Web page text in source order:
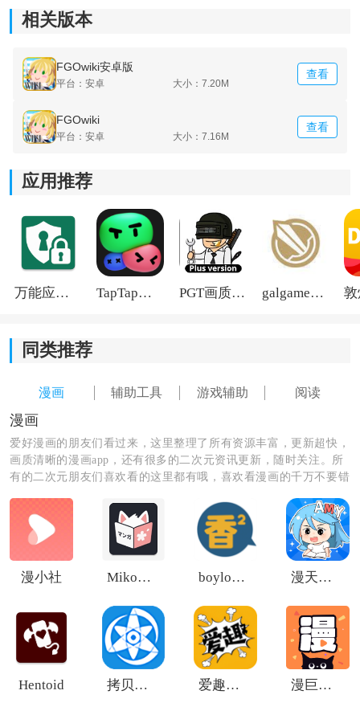
《FGOwikimooncell》软件亮点：
1.各种丰富的开服活动等内容会不断更新，用户可以查看
2.支持在线互动交流，让更多的游戏大咖能够分享彼此的
经验。
3.用户可以自由的发表更多的动态和帖子，获得丰富的点
赞。
相关版本
FGOwiki安卓版
平台：安卓 大小：7.20M
查看
FGOwiki
平台：安卓 大小：7.16M
查看
应用推荐
万能应用隐藏 TapTap国际版2026 PGT画质助手旧版 galgame游戏盒子2026
同类推荐
漫画 辅助工具 游戏辅助 阅读
漫画
爱好漫画的朋友们看过来，这里整理了所有资源丰富，更新超快，
画质清晰的漫画app，还有很多的二次元资讯更新，随时关注。所
有的二次元朋友们喜欢看的这里都有哦，喜欢看漫画的千万不要错
漫小社 Miko漫画 boylove防走失 漫天玉3.0.2
Hentoid 拷贝漫画2026新版本 爱趣漫画免费版 漫巨多漫画